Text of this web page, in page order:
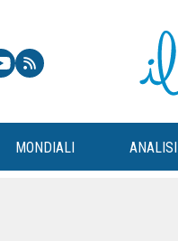
MONDIALI